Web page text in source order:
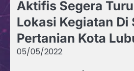
Aktifis Segera
Lokasi Kegiatan Di
Pertanian Kota
05/05/2022